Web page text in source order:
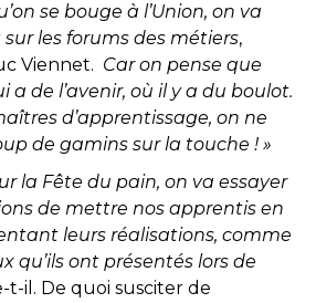
se bouge à l’Union, on va
les forums des métiers,
Viennet. Car on pense que
a de l’avenir, où il y a du boulot.
d’apprentissage, on ne
de gamins sur la touche ! »
la Fête du pain, on va essayer
de mettre nos apprentis en
leurs réalisations, comme
qu’ils ont présentés lors de
t-il. De quoi susciter de